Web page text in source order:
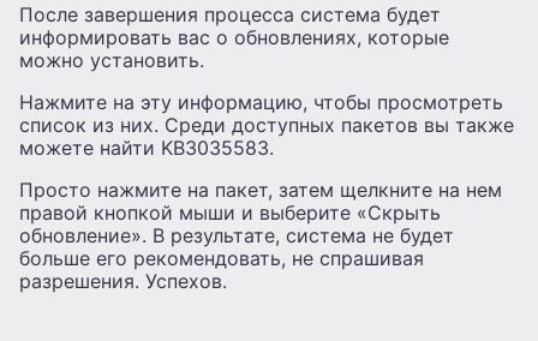
После завершения процесса система будет
информировать вас о обновлениях, которые
можно установить.
Нажмите на эту информацию, чтобы просмотреть
список из них. Среди доступных пакетов вы также
можете найти KB3035583.
Просто нажмите на пакет, затем щелкните на нем
правой кнопкой мыши и выберите «Скрыть
обновление». В результате, система не будет
больше его рекомендовать, не спрашивая
разрешения. Успехов.